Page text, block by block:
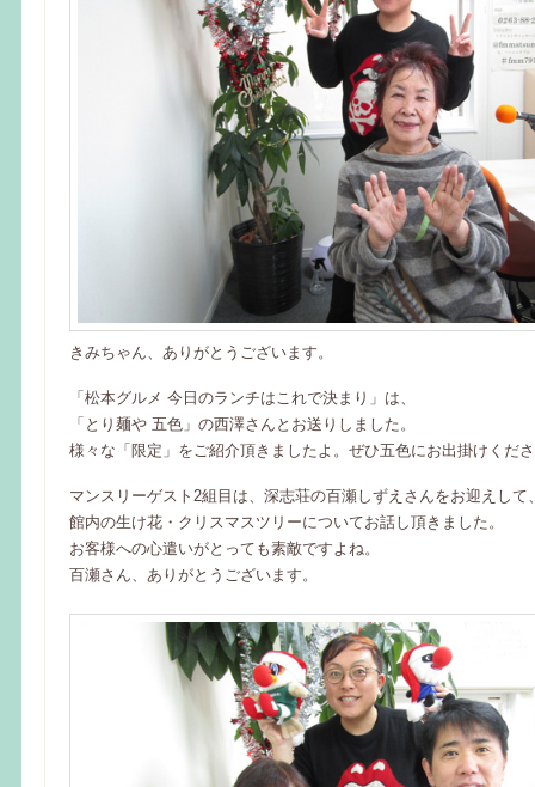
きみちゃん、ありがとうございます。
「松本グルメ 今日のランチはこれで決まり」は、
「とり麺や 五色」の西澤さんとお送りしました。
様々な「限定」をご紹介頂きましたよ。ぜひ五色にお出掛けくだ
マンスリーゲスト2組目は、深志荘の百瀬しずえさんをお迎えして
館内の生け花・クリスマスツリーについてお話し頂きました。
お客様への心遣いがとっても素敵ですよね。
百瀬さん、ありがとうございます。